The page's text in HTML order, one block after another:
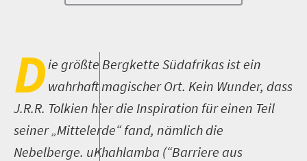
Die größte Bergkette Südafrikas ist ein
wahrhaft magischer Ort. Kein Wunder, dass
J.R.R. Tolkien hier die Inspiration für einen Teil
seiner „Mittelerde“ fand, nämlich die
Nebelberge. uKhahlamba (“Barriere aus